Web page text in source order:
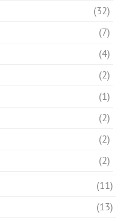
(32)
(7)
(4)
(2)
(1)
(2)
(2)
(2)
(11)
(13)